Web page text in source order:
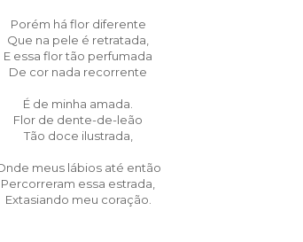
Porém há flor diferente
Que na pele é retratada,
E essa flor tão perfumada
De cor nada recorrente
É de minha amada.
Flor de dente-de-leão
Tão doce ilustrada,
meus lábios até então
Percorreram essa estrada,
Extasiando meu coração.